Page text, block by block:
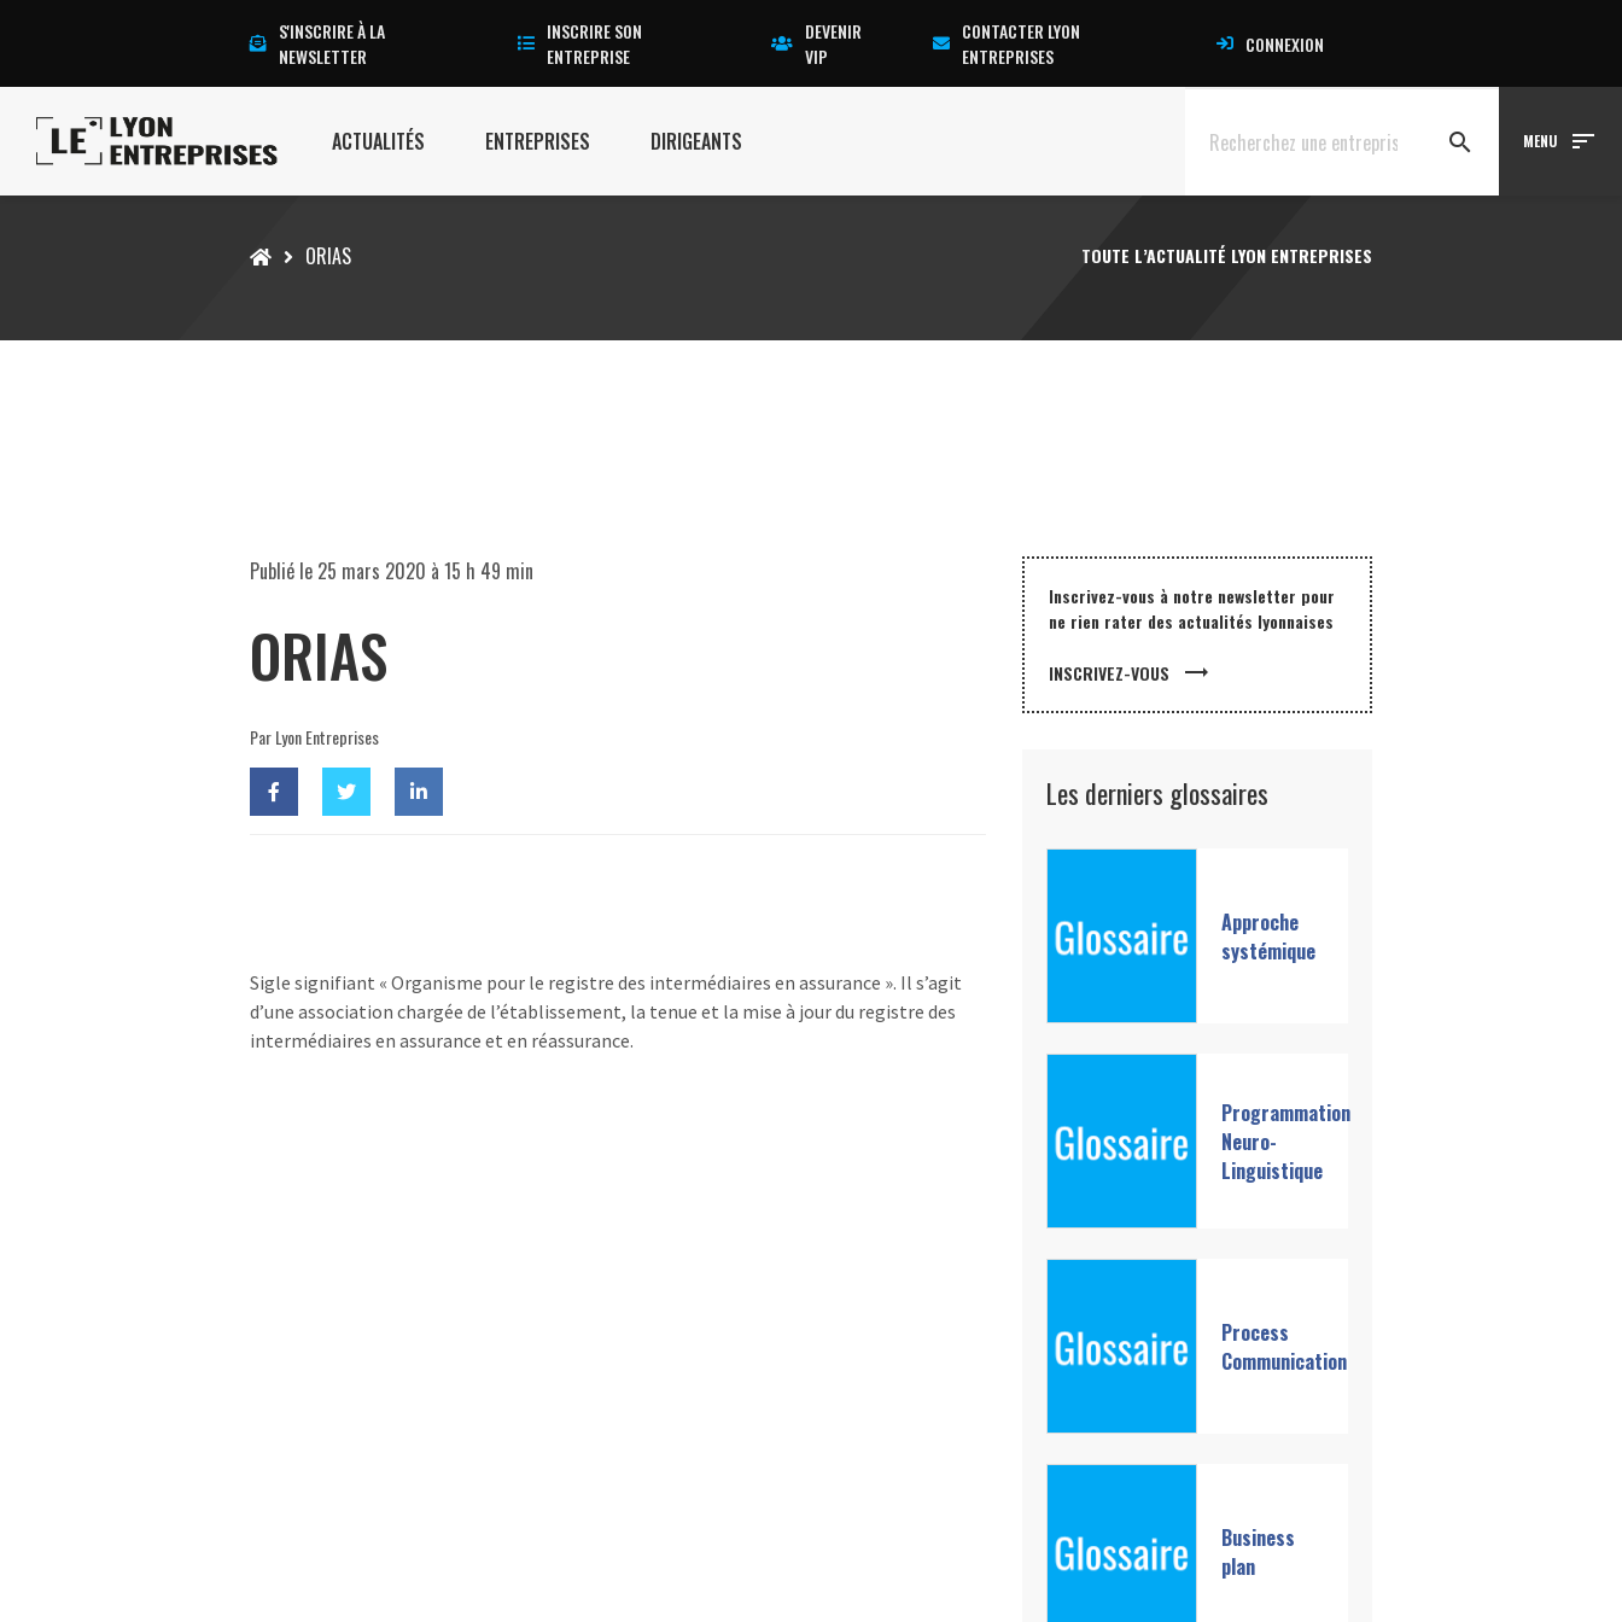
S'INSCRIRE À LA
NEWSLETTER
INSCRIRE SON
ENTREPRISE
DEVENIR
VIP
CONTACTER LYON
ENTREPRISES
CONNEXION
ACTUALITÉS ENTREPRISES DIRIGEANTS search MENU sort
AccueilORIAS TOUTE L’ACTUALITÉ LYON ENTREPRISES
Publié le 25 mars 2020 à 15 h 49 min
ORIAS
Par Lyon Entreprises
Sigle signifiant « Organisme pour le registre des intermédiaires en assurance ». Il s’agit
d’une association chargée de l’établissement, la tenue et la mise à jour du registre des
intermédiaires en assurance et en réassurance.
Inscrivez-vous à notre newsletter pour
ne rien rater des actualités lyonnaises
INSCRIVEZ-VOUS trending_flat
Les derniers glossaires
Approche
systémique
Programmation
Neuro-
Linguistique
Process
Communication
Business
plan